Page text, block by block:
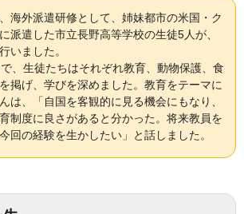
海外派遣研修として、姉妹都市の米国・ク
派遣した市立長野高等学校の生徒5人が、
いました。
、生徒たちはそれぞれ教育、動物保護、食
掲げ、学びを深めました。教育をテーマに
は、「自国を客観的に見る機会にもなり、
制度に良さがあると分かった。将来教員を
回の経験を生かしたい」と話しました。